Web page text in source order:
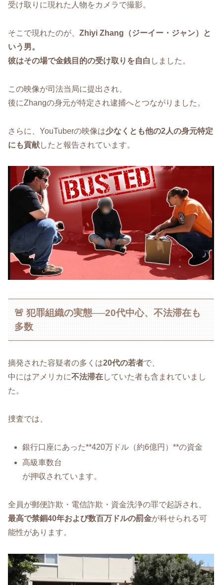
受け取りに現れた人物をカメラで撮影。
そこで現れたのが、 Zhiyi Zhang（ジーイー・ジャン）と
いう男。
彼はその場で金銭目的の受け取りを自白 しました。
この映像が司法当局に提出され、
後にZhangの身元が特定され逮捕へとつながりました。
さらに、YouTuberの映像は少なくとも他の2人の身元特定
にも貢献したと報告されています。
🚨 犯罪組織の実態──20代中心、不法滞在も
多数
摘発された容疑者の多くは20代の若者で、
中にはアメリカに不法滞在していた者も含まれていまし
た。
捜査では、
銀行口座にあった**420万ドル（約6億円）**の資金
高級車数台
が押収されています。
全員が郵便詐欺・電信詐欺・資金洗浄の罪で起訴され、
最高で禁錮40年および数百万ドルの罰金が科せられる可
能性があります。